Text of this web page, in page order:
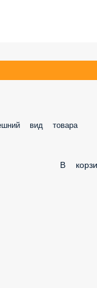
вид товара
В